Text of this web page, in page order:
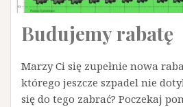
Budujemy rabatę
Marzy Ci się zupełnie nowa
którego jeszcze szpadel nie
się do tego zabrać? Poczekaj